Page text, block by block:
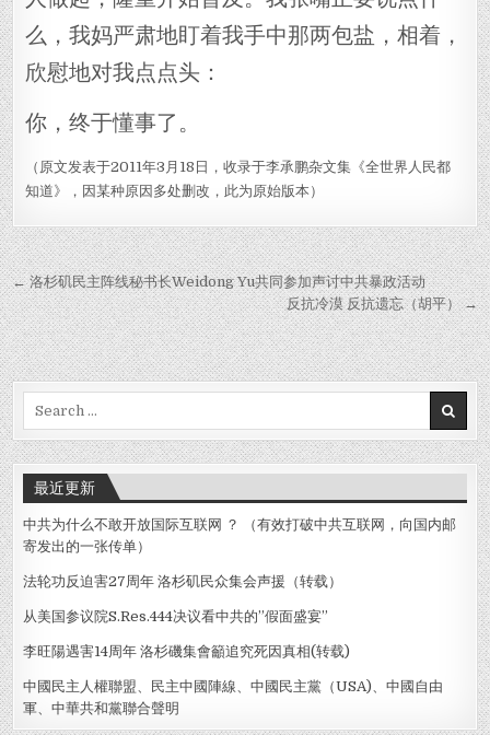
么，我妈严肃地盯着我手中那两包盐，相着，
欣慰地对我点点头：
你，终于懂事了。
（原文发表于2011年3月18日，收录于李承鹏杂文集《全世界人民都
知道》，因某种原因多处删改，此为原始版本）
Post
navigation
← 洛杉矶民主阵线秘书长Weidong Yu共同参加声讨中共暴政活动
反抗冷漠 反抗遗忘（胡平） →
最近更新
中共为什么不敢开放国际互联网 ？ （有效打破中共互联网，向国内邮
寄发出的一张传单）
法轮功反迫害27周年 洛杉矶民众集会声援（转载）
从美国参议院S.Res.444决议看中共的”假面盛宴”
李旺陽遇害14周年 洛杉磯集會籲追究死因真相(转载)
中國民主人權聯盟、民主中國陣線、中國民主黨（USA)、中國自由
軍、中華共和黨聯合聲明